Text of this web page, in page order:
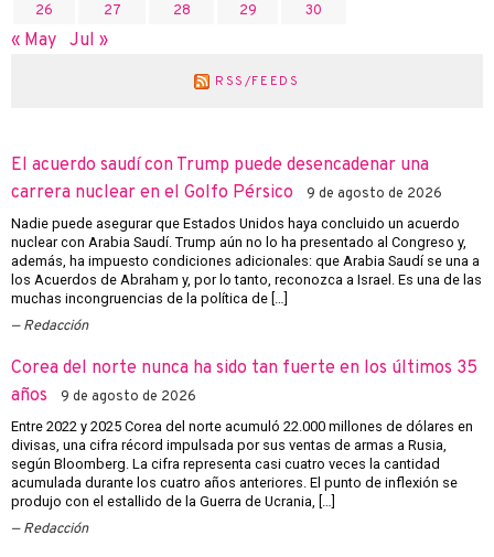
26
27 28 29 30
« May Jul »
RSS/FEEDS
El acuerdo saudí con Trump puede desencadenar una
carrera nuclear en el Golfo Pérsico
9 de agosto de 2026
Nadie puede asegurar que Estados Unidos haya concluido un acuerdo
nuclear con Arabia Saudí. Trump aún no lo ha presentado al Congreso y,
además, ha impuesto condiciones adicionales: que Arabia Saudí se una a
los Acuerdos de Abraham y, por lo tanto, reconozca a Israel. Es una de las
muchas incongruencias de la política de […]
Redacción
Corea del norte nunca ha sido tan fuerte en los últimos 35
años
9 de agosto de 2026
Entre 2022 y 2025 Corea del norte acumuló 22.000 millones de dólares en
divisas, una cifra récord impulsada por sus ventas de armas a Rusia,
según Bloomberg. La cifra representa casi cuatro veces la cantidad
acumulada durante los cuatro años anteriores. El punto de inflexión se
produjo con el estallido de la Guerra de Ucrania, […]
Redacción